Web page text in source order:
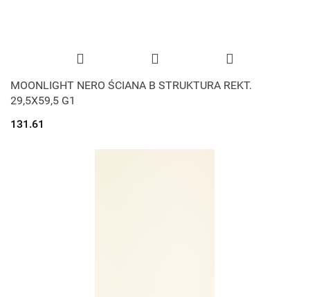
MOONLIGHT NERO ŚCIANA B STRUKTURA REKT.
29,5X59,5 G1
131.61